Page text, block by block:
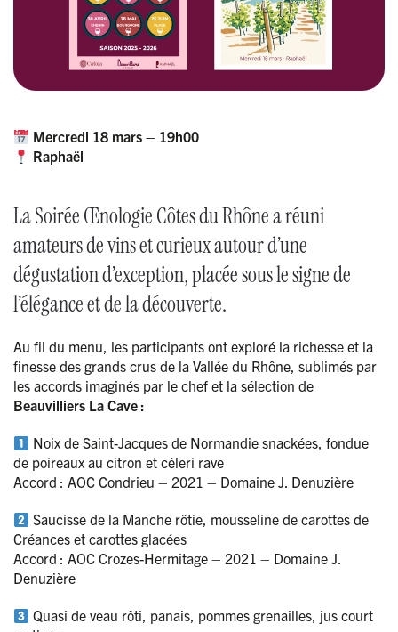
Mercredi 18 mars – 19h00
Raphaël
La Soirée Œnologie Côtes du Rhône a réuni
amateurs de vins et curieux autour d’une
dégustation d’exception, placée sous le signe de
l’élégance et de la découverte.
Au fil du menu, les participants ont exploré la richesse et la
finesse des grands crus de la Vallée du Rhône, sublimés par
les accords imaginés par le chef et la sélection de
Beauvilliers La Cave :
Noix de Saint-Jacques de Normandie snackées, fondue
de poireaux au citron et céleri rave
Accord : AOC Condrieu – 2021 – Domaine J. Denuzière
Saucisse de la Manche rôtie, mousseline de carottes de
Créances et carottes glacées
Accord : AOC Crozes-Hermitage – 2021 – Domaine J.
Denuzière
Quasi de veau rôti, panais, pommes grenailles, jus court